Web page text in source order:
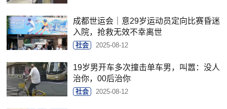
成都世运会｜意29岁运动员定向比赛昏迷
入院，抢救无效不幸离世
社会 2025-08-12
19岁男开车多次撞击单车男，叫嚣：没人
治你，00后治你
社会 2025-08-12